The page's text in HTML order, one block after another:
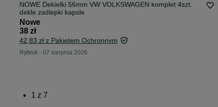
NOWE Dekielki 56mm VW VOLKSWAGEN komplet 4szt.
dekle zaślepki kapsle
Nowe
38 zł
42,83 zł z Pakietem Ochronnym
Rybnik - 07 sierpnia 2026
1 z 7